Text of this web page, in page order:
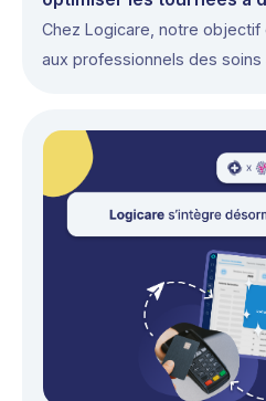
Chez Logicare, notre
aux professionnels des